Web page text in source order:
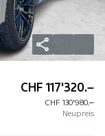
CHF 117'320.–
CHF 130'980.–
Neupreis